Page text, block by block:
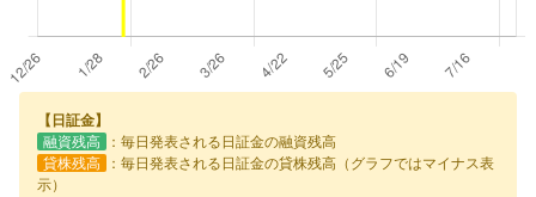
【日証金】
融資残高
：毎日発表される日証金の融資残高
貸株残高
：毎日発表される日証金の貸株残高（グラフではマイナス表
示）